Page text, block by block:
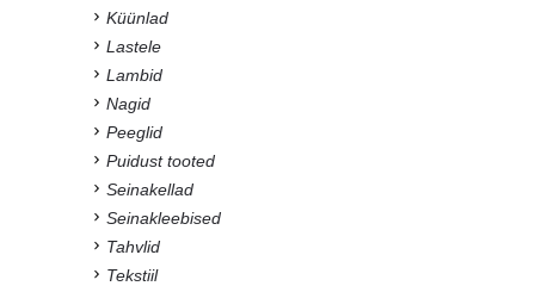
Küünlad
Lastele
Lambid
Nagid
Peeglid
Puidust tooted
Seinakellad
Seinakleebised
Tahvlid
Tekstiil